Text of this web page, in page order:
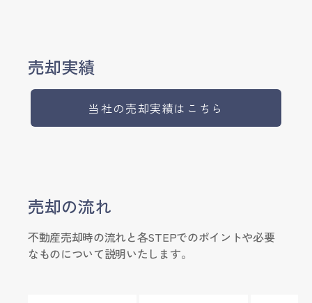
売却実績
当社の売却実績はこちら
売却の流れ
不動産売却時の流れと各STEPでのポイントや必要
なものについて説明いたします。